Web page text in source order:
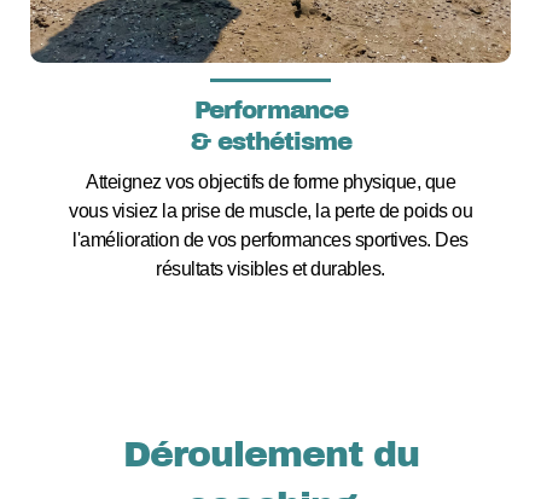
Performance
& esthétisme
Atteignez vos objectifs de forme physique, que
vous visiez la prise de muscle, la perte de poids ou
l'amélioration de vos performances sportives. Des
résultats visibles et durables.
Déroulement du